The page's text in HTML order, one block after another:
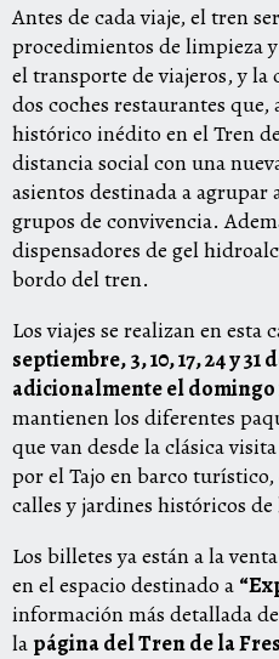
Antes de cada viaje, el tren
procedimientos de limpieza
el transporte de viajeros, y
dos coches restaurantes
histórico inédito en el Tren
distancia social con una
asientos destinada a agrupar
grupos de convivencia.
dispensadores de gel
bordo del tren.
Los viajes se realizan en esta
septiembre, 3, 10, 17, 24 y 31
adicionalmente el domingo
mantienen los diferentes
que van desde la clásica
por el Tajo en barco
calles y jardines históricos
Los billetes ya están a la
en el espacio destinado a
información más detallada
la página del Tren de la